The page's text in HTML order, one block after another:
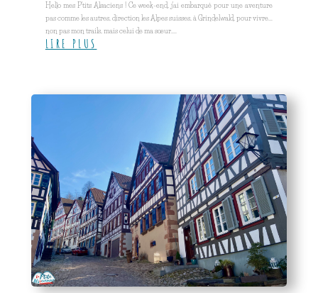
Hello mes P'tits Alsaciens ! Ce week-end, j'ai embarqué pour une aventure
pas comme les autres, direction les Alpes suisses, à Grindelwald, pour vivre...
non pas mon trails, mais celui de ma sœur....
LIRE PLUS